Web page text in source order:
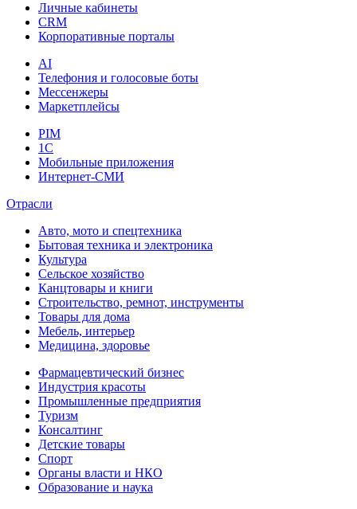
Личные кабинеты
CRM
Корпоративные порталы
AI
Телефония и голосовые боты
Мессенжеры
Маркетплейсы
PIM
1C
Мобильные приложения
Интернет-СМИ
Отрасли
Авто, мото и спецтехника
Бытовая техника и электроника
Культура
Сельское хозяйство
Канцтовары и книги
Строительство, ремнот, инструменты
Товары для дома
Мебель, интерьер
Медицина, здоровье
Фармацевтический бизнес
Индустрия красоты
Промышленные предприятия
Туризм
Консалтинг
Детские товары
Спорт
Органы власти и НКО
Образование и наука